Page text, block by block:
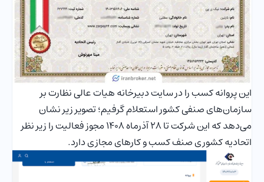
این پروانه کسب را در سایت دبیرخانه هیات عالی نظارت بر
سازمان‌های صنفی کشور استعلام گرفیم؛ تصویر زیر نشان
می‌دهد که این شرکت تا 28 آذرماه 1408 مجوز فعالیت را زیر نظر
اتحادیه کشوری صنف کسب و کارهای مجازی دارد.